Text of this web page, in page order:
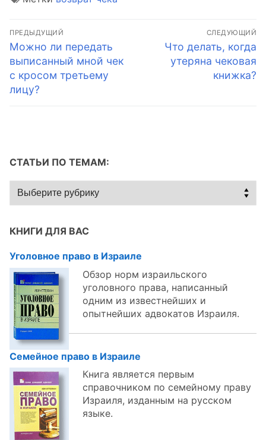
Навигация
по
записям
ПРЕДЫДУЩИЙ
Предыдущая
запись:
Можно ли передать
выписанный мной чек
с кросом третьему
лицу?
СЛЕДУЮЩИЙ
Следующая
запись:
Что делать, когда
утеряна чековая
книжка?
СТАТЬИ ПО ТЕМАМ:
Статьи
по
КНИГИ ДЛЯ ВАС
Уголовное право в Израиле
Обзор норм израильского
уголовного права, написанный
одним из известнейших и
опытнейших адвокатов Израиля.
Семейное право в Израиле
Книга является первым
справочником по семейному праву
Израиля, изданным на русском
языке.